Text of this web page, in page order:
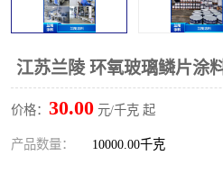
江苏兰陵 环氧玻璃鳞片涂
价格： 30.00 元/千克 起
产品数量： 10000.00千克